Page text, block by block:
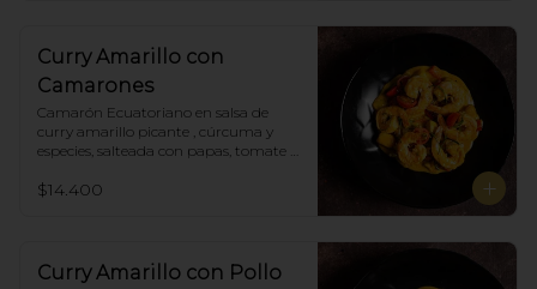
Curry Amarillo con
Camarones
Camarón Ecuatoriano en salsa de
curry amarillo picante , cúrcuma y
especies, salteada con papas, tomate
arroz blanco.
$14.400
Curry Amarillo con Pollo